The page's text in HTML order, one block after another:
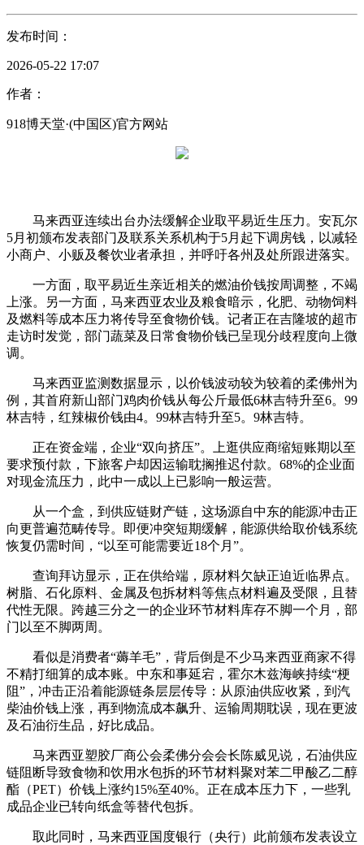
发布时间：
2026-05-22 17:07
作者：
918博天堂·(中国区)官方网站
马来西亚连续出台办法缓解企业取平易近生压力。安瓦尔
5月初颁布发表部门及联系关系机构于5月起下调房钱，以减轻
小商户、小贩及餐饮业者承担，并呼吁各州及处所跟进落实。
一方面，取平易近生亲近相关的燃油价钱按周调整，不竭
上涨。另一方面，马来西亚农业及粮食暗示，化肥、动物饲料
及燃料等成本压力将传导至食物价钱。记者正在吉隆坡的超市
走访时发觉，部门蔬菜及日常食物价钱已呈现分歧程度向上微
调。
马来西亚监测数据显示，以价钱波动较为较着的柔佛州为
例，其首府新山部门鸡肉价钱从每公斤最低6林吉特升至6。99
林吉特，红辣椒价钱由4。99林吉特升至5。9林吉特。
正在资金端，企业“双向挤压”。上逛供应商缩短账期以至
要求预付款，下旅客户却因运输耽搁推迟付款。68%的企业面
对现金流压力，此中一成以上已影响一般运营。
从一个盒，到供应链财产链，这场源自中东的能源冲击正
向更普遍范畴传导。即便冲突短期缓解，能源供给取价钱系统
恢复仍需时间，“以至可能需要近18个月”。
查询拜访显示，正在供给端，原材料欠缺正迫近临界点。
树脂、石化原料、金属及包拆材料等焦点材料遍及受限，且替
代性无限。跨越三分之一的企业环节材料库存不脚一个月，部
门以至不脚两周。
看似是消费者“薅羊毛”，背后倒是不少马来西亚商家不得
不精打细算的成本账。中东和事延宕，霍尔木兹海峡持续“梗
阻”，冲击正沿着能源链条层层传导：从原油供应收紧，到汽
柴油价钱上涨，再到物流成本飙升、运输周期耽误，现在更波
及石油衍生品，好比成品。
马来西亚塑胶厂商公会柔佛分会会长陈威见说，石油供应
链阻断导致食物和饮用水包拆的环节材料聚对苯二甲酸乙二醇
酯（PET）价钱上涨约15%至40%。正在成本压力下，一些乳
成品企业已转向纸盒等替代包拆。
取此同时，马来西亚国度银行（央行）此前颁布发表设立